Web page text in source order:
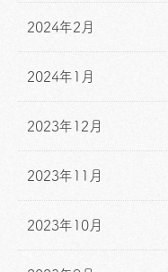
2024年2月
2024年1月
2023年12月
2023年11月
2023年10月